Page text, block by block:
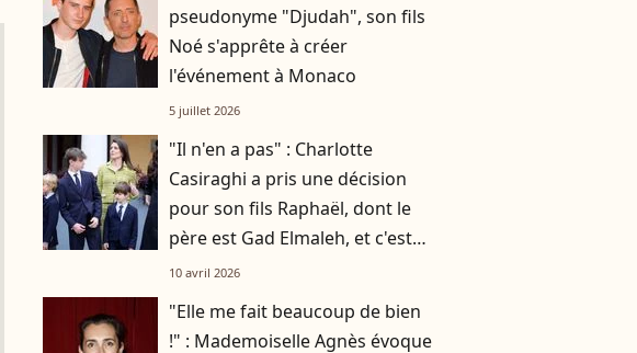
pseudonyme "Djudah", son fils
Noé s'apprête à créer
l'événement à Monaco
5 juillet 2026
"Il n'en a pas" : Charlotte
Casiraghi a pris une décision
pour son fils Raphaël, dont le
père est Gad Elmaleh, et c'est
une bonne idée
10 avril 2026
"Elle me fait beaucoup de bien
!" : Mademoiselle Agnès évoque